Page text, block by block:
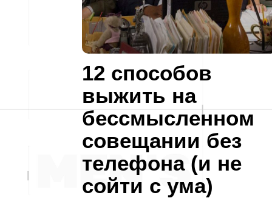
12 способов
выжить на
бессмысленном
совещании без
телефона (и не
сойти с ума)